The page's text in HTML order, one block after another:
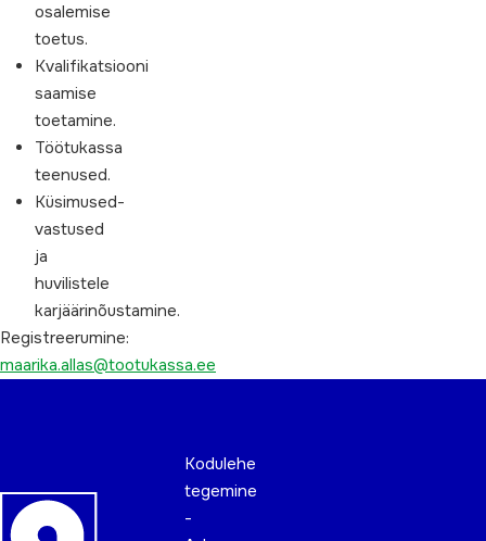
osalemise
toetus.
Kvalifikatsiooni
saamise
toetamine.
Töötukassa
teenused.
Küsimused-
vastused
ja
huvilistele
karjäärinõustamine.
Registreerumine:
maarika.allas@tootukassa.ee
Kodulehe
tegemine
-